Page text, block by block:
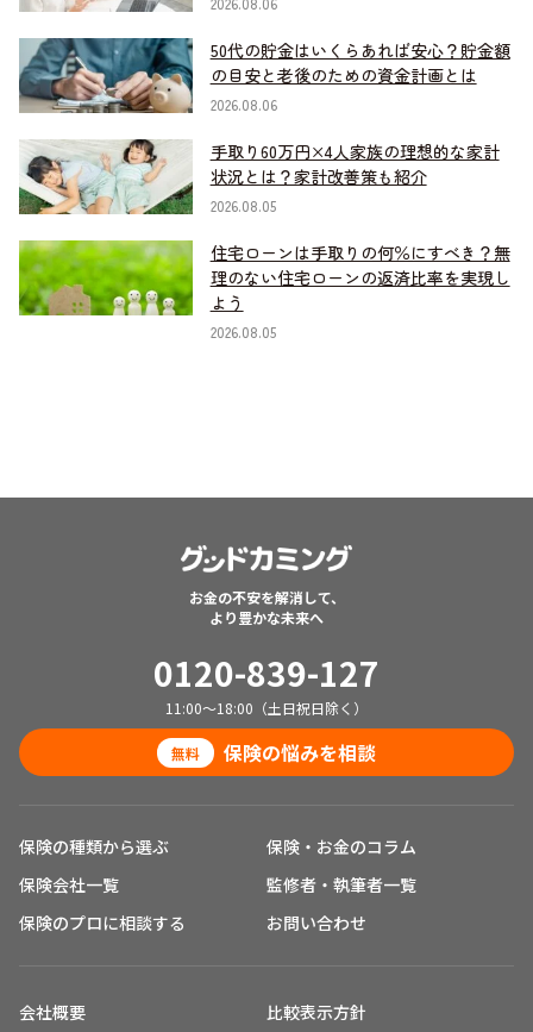
50代の貯金はいくらあれば安心？貯金額
の目安と老後のための資金計画とは
2026.08.06
手取り60万円×4人家族の理想的な家計
状況とは？家計改善策も紹介
2026.08.05
住宅ローンは手取りの何％にすべき？無
理のない住宅ローンの返済比率を実現し
よう
2026.08.05
お金の不安を解消して、
より豊かな未来へ
0120-839-127
11:00～18:00（土日祝日除く）
無料 保険の悩みを相談
保険の種類から選ぶ
保険会社一覧
保険のプロに相談する
保険・お金のコラム
監修者・執筆者一覧
お問い合わせ
会社概要
比較表示方針